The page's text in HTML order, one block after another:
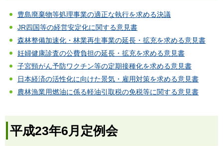
豊島廃棄物等処理事業の適正な執行を求める決議
JR四国等の経営安定化に関する意見書
森林整備加速化・林業再生事業の延長・拡充を求める意見書
妊婦健康診査の公費負担の延長・拡充を求める意見書
子宮頸がん予防ワクチン等の定期接種化を求める意見書
日本経済の活性化に向けた景気・雇用対策を求める意見書
農林漁業用燃油に係る軽油引取税の免税等に関する意見書
平成23年6月定例会